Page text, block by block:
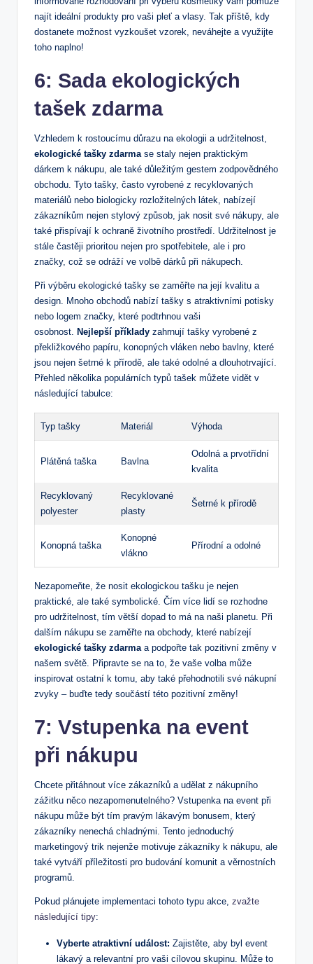
najít ideální produkty pro vaši pleť a vlasy. ‌Tak příště, kdy
dostanete možnost vyzkoušet vzorek, neváhejte a využijte‍
toho ⁢naplno!
6: ⁣Sada ekologických
tašek⁢ zdarma
Vzhledem ‍k rostoucímu důrazu ​na ekologii a ⁢udržitelnost, ⁤
ekologické tašky zdarmase staly nejen praktickým
dárkem k nákupu, ‍ale ⁣také důležitým gestem zodpovědného
obchodu. Tyto tašky, často vyrobené z recyklovaných
materiálů nebo biologicky ​rozložitelných látek, nabízejí
⁤zákazníkům nejen stylový způsob, jak nosit své ⁣nákupy, ale
také ‍přispívají k ochraně životního prostředí. Udržitelnost je​
stále častěji prioritou nejen pro spotřebitele, ale i pro‍
značky, což se odráží​ ve volbě ⁣dárků při nákupech.
Při ​výběru ekologické tašky se zaměřte​ na její kvalitu‍ a
design. Mnoho⁣ obchodů⁤ nabízí​ tašky s atraktivními potisky
‍nebo logem značky,‌ které podtrhnou vaši
osobnost. Nejlepší příklady zahrnují tašky vyrobené z
překližkového papíru, konopných vláken nebo ​bavlny,⁣ které ​
jsou nejen‍ šetrné k přírodě, ⁣ale také odolné a dlouhotrvající.
Přehled ​několika populárních typů tašek‌ můžete vidět ‌v
následující tabulce:
Typ tašky Materiál Výhoda
Plátěná taška Bavlna
Odolná a‍ prvotřídní
⁤kvalita
Recyklovaný
polyester
Recyklované
plasty
Šetrné k přírodě
Konopná taška
Konopné
vlákno
Přírodní a odolné
Nezapomeňte,​ že ⁣nosit ekologickou tašku je nejen
praktické, ale‌ také symbolické. ‍Čím‍ více lidí se rozhodne
pro udržitelnost, tím⁢ větší dopad to má na naši planetu. Při
dalším nákupu​ se zaměřte na obchody,⁢ které ​nabízejí
ekologické tašky​ zdarmaa‍ podpořte tak⁢ pozitivní ‍změny v
našem světě. Připravte ​se na to,​ že‍ vaše​ volba​ může⁤
inspirovat ostatní k tomu, ⁣aby také přehodnotili své nákupní⁢
zvyky – buďte tedy součástí této pozitivní změny!
7: Vstupenka na event
‍při nákupu
Chcete přitáhnout více zákazníků a udělat z ⁤nákupního
zážitku něco nezapomenutelného?‌ Vstupenka na event při
nákupu může být ⁤tím pravým lákavým bonusem, který
⁢zákazníky nenechá ⁤chladnými. Tento jednoduchý
marketingový⁤ trik⁢ nejenže‌ motivuje‌ zákazníky k ⁣nákupu, ale
také‌ vytváří příležitosti​ pro budování komunit a ⁢věrnostních‌
programů.
Pokud plánujete implementaci tohoto ⁢typu akce, ‍ zvažte
následující tipy:
Vyberte ‍atraktivní událost: Zajistěte, aby byl event
‌lákavý a relevantní pro vaši​ cílovou skupinu. ‍Může ‌to